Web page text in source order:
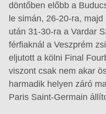
döntőben előbb a
le simán, 26-20-ra,
után 31-30-ra a Vardar
férfiaknál a Veszprém
eljutott a kölni Final
viszont csak nem akar
harmadik helyen záró
Paris Saint-Germain